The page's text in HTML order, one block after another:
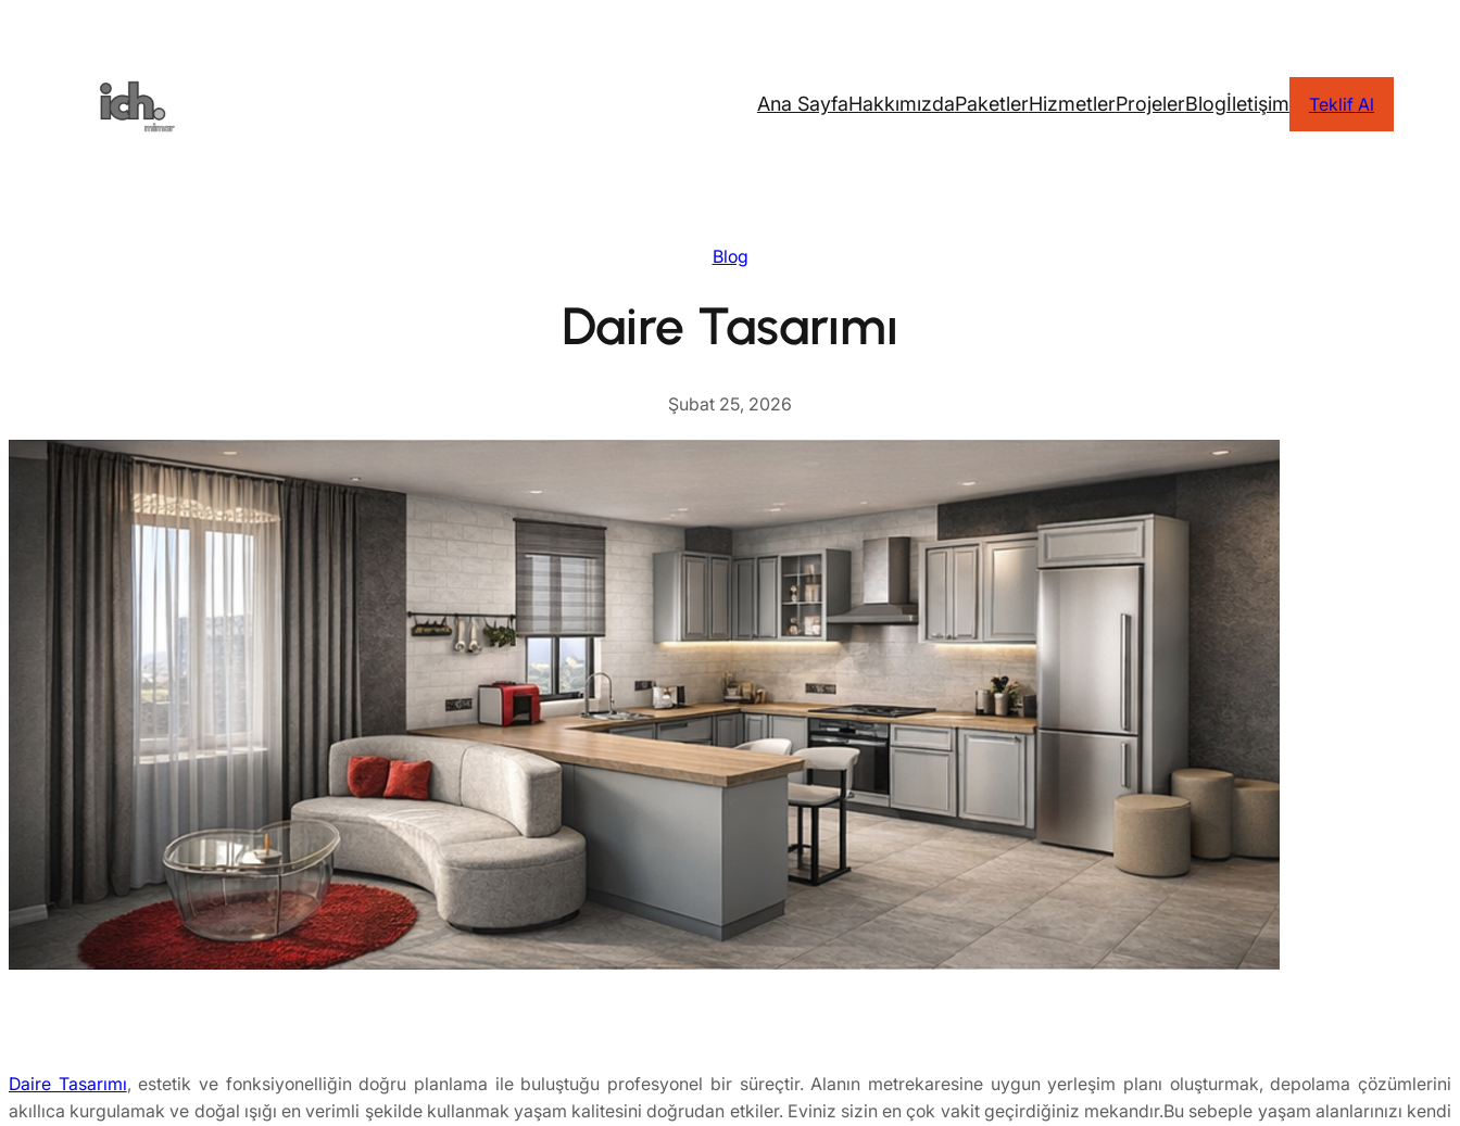
Ana SayfaHakkımızdaPaketlerHizmetlerProjelerBlogİletişim Teklif Al
Blog
Daire Tasarımı
Şubat 25, 2026
Daire Tasarımı, estetik ve fonksiyonelliğin doğru planlama ile buluştuğu profesyonel bir süreçtir. Alanın metrekaresine uygun yerleşim planı oluşturmak, depolama çözümlerini
akıllıca kurgulamak ve doğal ışığı en verimli şekilde kullanmak yaşam kalitesini doğrudan etkiler. Eviniz sizin en çok vakit geçirdiğiniz mekandır.Bu sebeple yaşam alanlarınızı kendi